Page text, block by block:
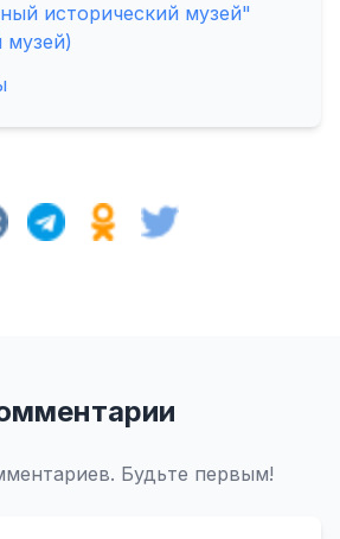
исторический музей"
музей)
Будьте первым!